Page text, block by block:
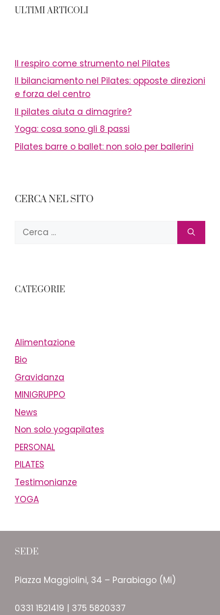
ULTIMI ARTICOLI
Il respiro come strumento nel Pilates
Il bilanciamento nel Pilates: opposte direzioni
e forza del centro
Il pilates aiuta a dimagrire?
Yoga: cosa sono gli 8 passi
Pilates barre o ballet: non solo per ballerini
CERCA NEL SITO
Ricerca
CATEGORIE
Alimentazione
Bio
Gravidanza
MINIGRUPPO
News
Non solo yogapilates
PERSONAL
PILATES
Testimonianze
YOGA
SEDE
Piazza Maggiolini, 34 – Parabiago (Mi)
0331 1521419 | 375 5820337